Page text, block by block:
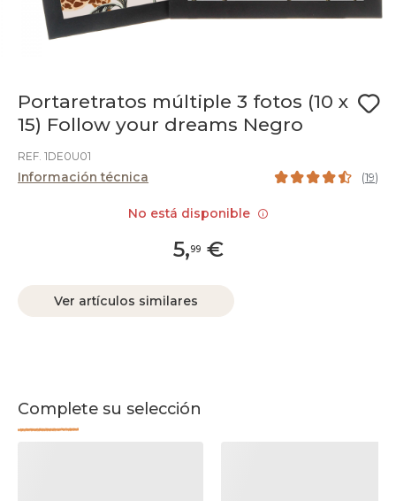
Portaretratos múltiple 3 fotos (10 x
15) Follow your dreams Negro
REF. 1DE0U01
Información técnica (19)
5,99€
Ver artículos similares
Complete su selección